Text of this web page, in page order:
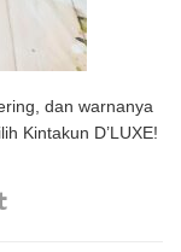
dan warnanya
Kintakun D’LUXE!